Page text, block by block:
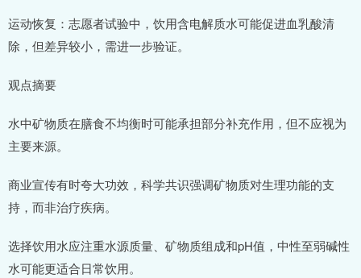
运动恢复：志愿者试验中，饮用含电解质水可能促进血乳酸清
除，但差异较小，需进一步验证。
观点摘要
水中矿物质在膳食不均衡时可能承担部分补充作用，但不应视为
主要来源。
商业宣传有时夸大功效，科学共识强调矿物质对生理功能的支
持，而非治疗疾病。
选择饮用水应注重水源质量、矿物质组成和pH值，中性至弱碱性
水可能更适合日常饮用。